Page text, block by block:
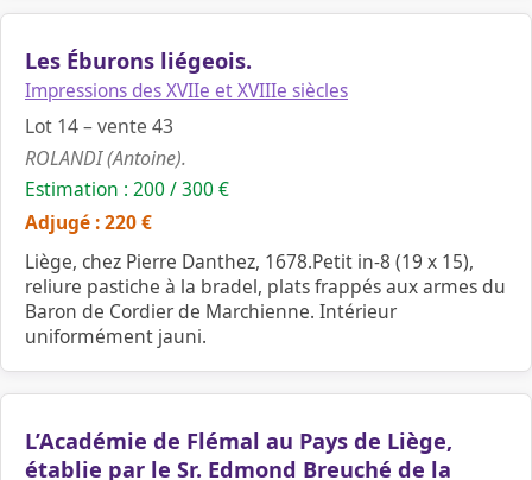
Les Éburons liégeois.
Impressions des XVIIe et XVIIIe siècles
Lot 14 – vente 43
ROLANDI (Antoine).
Estimation : 200 / 300 €
Adjugé : 220 €
Liège, chez Pierre Danthez, 1678.Petit in-8 (19 x 15),
reliure pastiche à la bradel, plats frappés aux armes du
Baron de Cordier de Marchienne. Intérieur
uniformément jauni.
L’Académie de Flémal au Pays de Liège,
établie par le Sr. Edmond Breuché de la